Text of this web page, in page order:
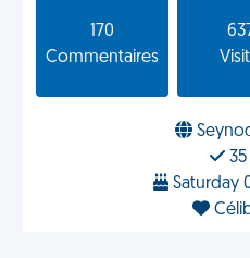
170
Commentaires
35
Saturday